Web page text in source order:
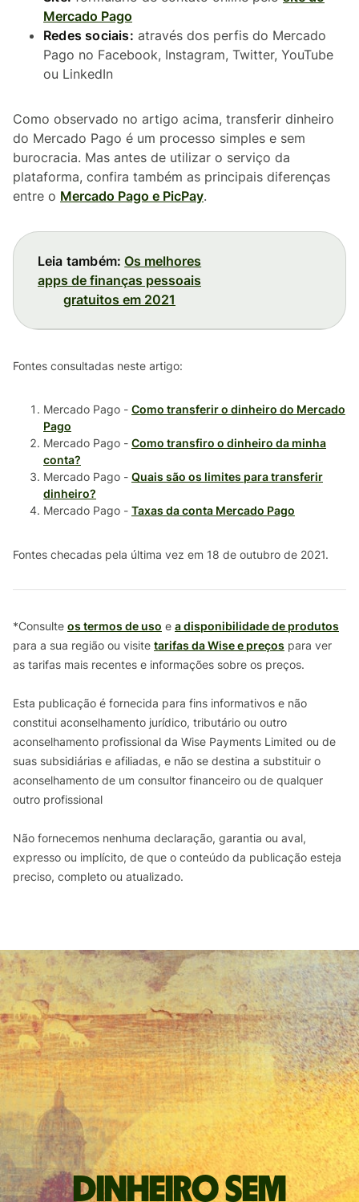
Mercado Pago
Redes sociais: através dos perfis do Mercado
Pago no Facebook, Instagram, Twitter, YouTube
ou LinkedIn
Como observado no artigo acima, transferir dinheiro
do Mercado Pago é um processo simples e sem
burocracia. Mas antes de utilizar o serviço da
plataforma, confira também as principais diferenças
entre o Mercado Pago e PicPay.
Leia também: Os melhores
apps de finanças pessoais
gratuitos em 2021
Fontes consultadas neste artigo:
Mercado Pago - Como transferir o dinheiro do Mercado
Pago
Mercado Pago - Como transfiro o dinheiro da minha
conta?
Mercado Pago - Quais são os limites para transferir
dinheiro?
Mercado Pago - Taxas da conta Mercado Pago
Fontes checadas pela última vez em 18 de outubro de 2021.
*Consulte os termos de uso e a disponibilidade de produtos
para a sua região ou visite tarifas da Wise e preços para ver
as tarifas mais recentes e informações sobre os preços.
Esta publicação é fornecida para fins informativos e não
constitui aconselhamento jurídico, tributário ou outro
aconselhamento profissional da Wise Payments Limited ou de
suas subsidiárias e afiliadas, e não se destina a substituir o
aconselhamento de um consultor financeiro ou de qualquer
outro profissional
Não fornecemos nenhuma declaração, garantia ou aval,
expresso ou implícito, de que o conteúdo da publicação esteja
preciso, completo ou atualizado.
Dinheiro sem